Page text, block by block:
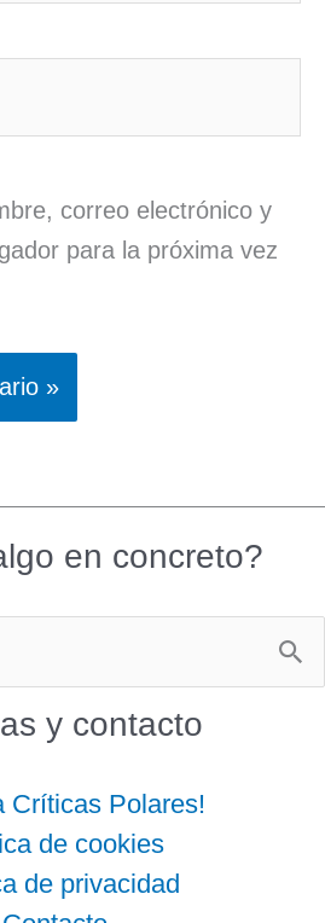
correo electrónico y
para la próxima vez
en concreto?
y contacto
Críticas Polares!
de cookies
de privacidad